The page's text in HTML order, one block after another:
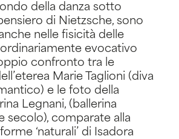
della danza sotto
di Nietzsche, sono
nelle fisicità delle
evocativo
confronto tra le
Marie Taglioni (diva
e le foto della
Legnani, (ballerina
secolo), comparate alla
‘naturali’ di Isadora